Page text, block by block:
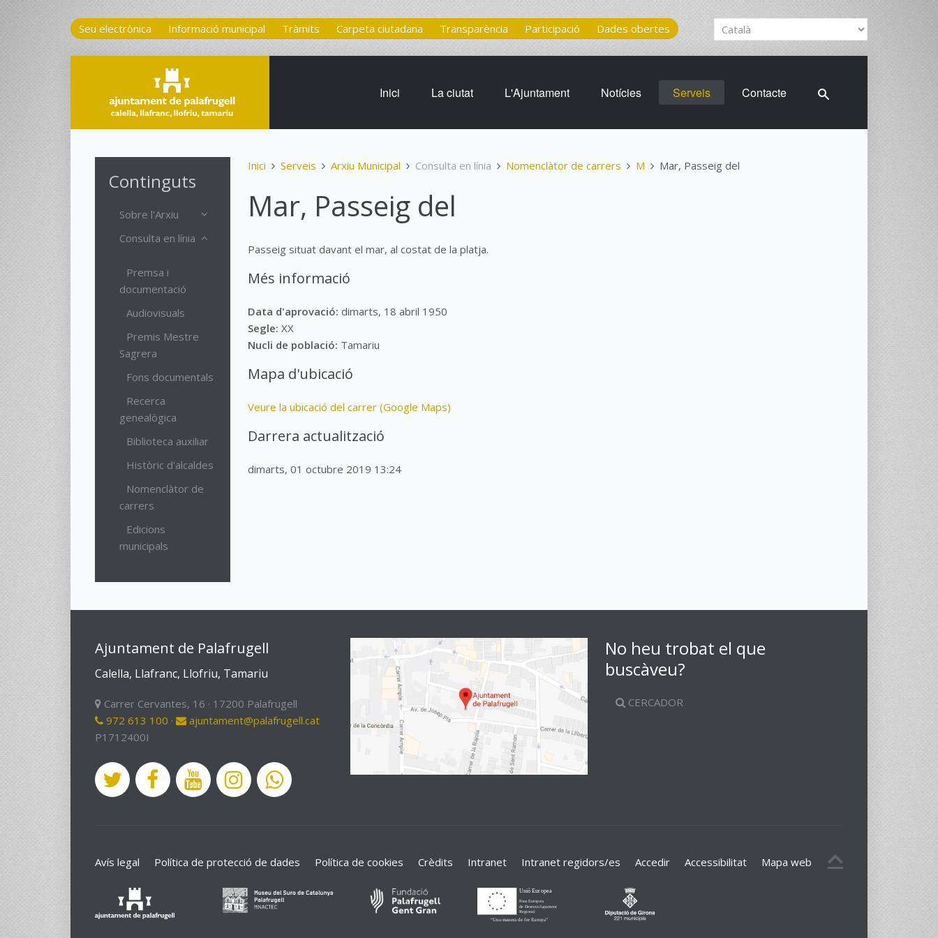
Seu electrònica Informació municipal Tràmits Carpeta ciutadana Transparència Participació Dades obertes
Inici La ciutat L'Ajuntament Notícies Serveis Contacte
Inici Serveis Arxiu Municipal Consulta en línia Nomenclàtor de carrers M Mar, Passeig del
Mar, Passeig del
Passeig situat davant el mar, al costat de la platja.
Més informació
Data d'aprovació:dimarts, 18 abril 1950
Segle:XX
Nucli de població: Tamariu
Mapa d'ubicació
Veure la ubicació del carrer (Google Maps)
Darrera actualització
dimarts, 01 octubre 2019 13:24
Continguts
Sobre l'Arxiu
Consulta en línia
Premsa i
documentació
Audiovisuals
Premis Mestre
Sagrera
Fons documentals
Recerca
genealògica
Biblioteca auxiliar
Històric d'alcaldes
Nomenclàtor de
carrers
Edicions
municipals
Ajuntament de Palafrugell
Calella, Llafranc, Llofriu, Tamariu
Carrer Cervantes, 16 · 17200 Palafrugell
972 613 100 ·
ajuntament@palafrugell.cat
P1712400I
No heu trobat el que
buscàveu?
CERCADOR
Avís legal Política de protecció de dades Política de cookies Crèdits Intranet Intranet regidors/es Accedir Accessibilitat Mapa web